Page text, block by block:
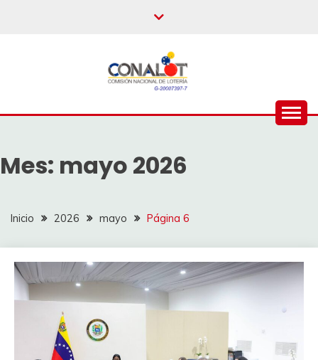
Mes: mayo 2026
Inicio 2026 mayo Página 6